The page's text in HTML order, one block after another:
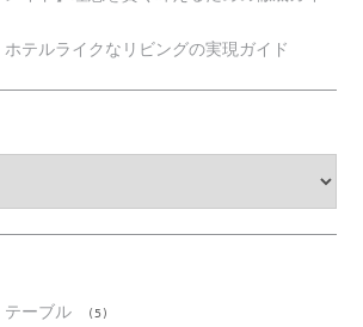
テルライクなリビングの実現ガイド
テーブル (5)